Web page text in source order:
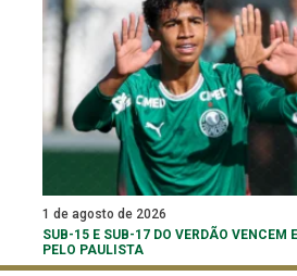
1 de agosto de 2026
SUB-15 E SUB-17 DO VERDÃO VENCEM
PELO PAULISTA